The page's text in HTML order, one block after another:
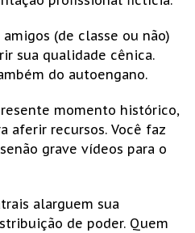
(de classe ou não)
sua qualidade cênica.
do autoengano.
momento histórico,
aferir recursos. Você faz
grave vídeos para o
alarguem sua
de poder. Quem